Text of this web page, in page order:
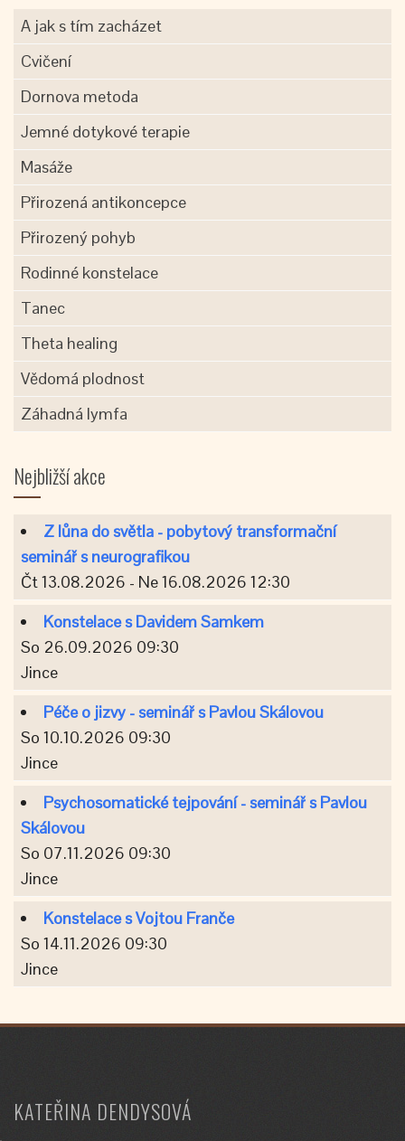
A jak s tím zacházet
Cvičení
Dornova metoda
Jemné dotykové terapie
Masáže
Přirozená antikoncepce
Přirozený pohyb
Rodinné konstelace
Tanec
Theta healing
Vědomá plodnost
Záhadná lymfa
Nejbližší akce
Z lůna do světla - pobytový transformační
seminář s neurografikou
Čt 13.08.2026 - Ne 16.08.2026 12:30
Konstelace s Davidem Samkem
So 26.09.2026 09:30
Jince
Péče o jizvy - seminář s Pavlou Skálovou
So 10.10.2026 09:30
Jince
Psychosomatické tejpování - seminář s Pavlou
Skálovou
So 07.11.2026 09:30
Jince
Konstelace s Vojtou Franče
So 14.11.2026 09:30
Jince
KATEŘINA DENDYSOVÁ